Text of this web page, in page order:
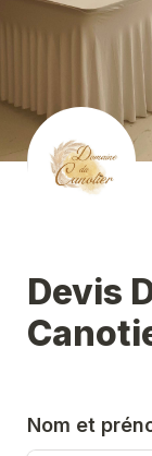
Devis
Nom et